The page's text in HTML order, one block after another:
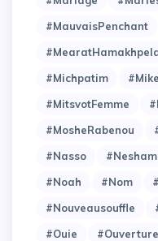
#MauvaisPenchant
#Michpatim
#MitsvotFemme
#MosheRabenou
#Nasso
#Noah
#Nom
#Nouveausouffle
#Ouie